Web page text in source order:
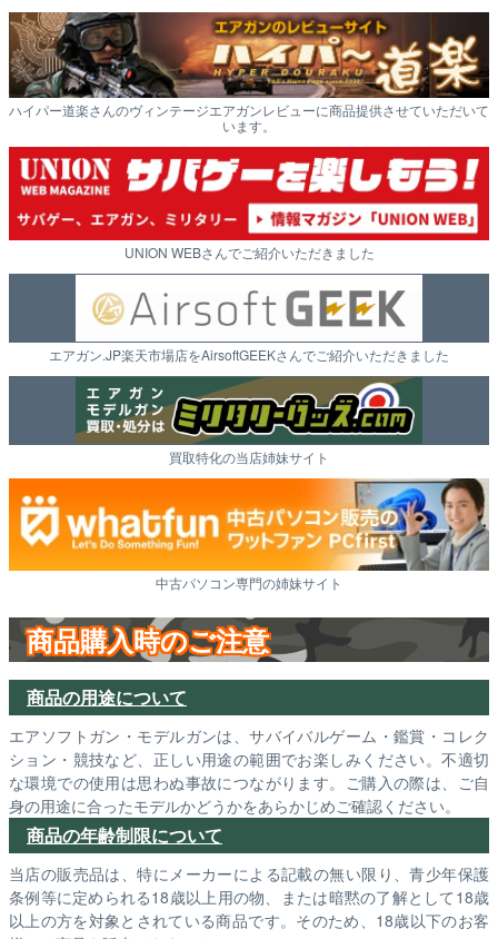
ハイパー道楽さんのヴィンテージエアガンレビューに商品提供させていただいて
います。
UNION WEBさんでご紹介いただきました
エアガン.JP楽天市場店をAirsoftGEEKさんでご紹介いただきました
買取特化の当店姉妹サイト
中古パソコン専門の姉妹サイト
商品購入時のご注意
商品の用途について
エアソフトガン・モデルガンは、サバイバルゲーム・鑑賞・コレク
ション・競技など、正しい用途の範囲でお楽しみください。不適切
な環境での使用は思わぬ事故につながります。ご購入の際は、ご自
身の用途に合ったモデルかどうかをあらかじめご確認ください。
商品の年齢制限について
当店の販売品は、特にメーカーによる記載の無い限り、青少年保護
条例等に定められる18歳以上用の物、または暗黙の了解として18歳
以上の方を対象とされている商品です。そのため、18歳以下のお客